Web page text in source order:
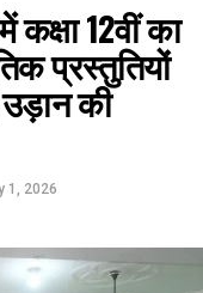
12वीं का
प्रस्तुतियों
की
1, 2026